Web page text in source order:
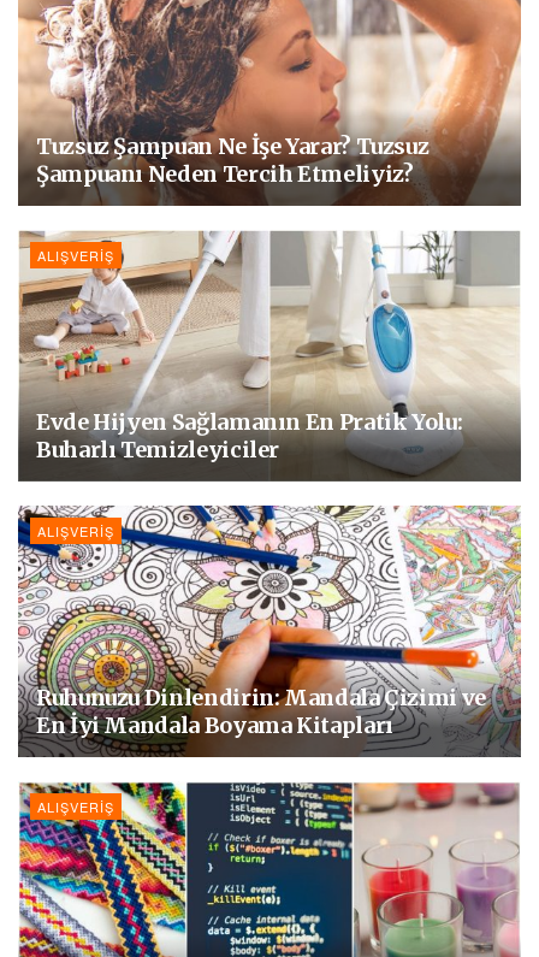
Tuzsuz Şampuan Ne İşe Yarar? Tuzsuz
Şampuanı Neden Tercih Etmeliyiz?
ALIŞVERIŞ
Evde Hijyen Sağlamanın En Pratik Yolu:
Buharlı Temizleyiciler
ALIŞVERIŞ
Ruhunuzu Dinlendirin: Mandala Çizimi ve
En İyi Mandala Boyama Kitapları
ALIŞVERIŞ